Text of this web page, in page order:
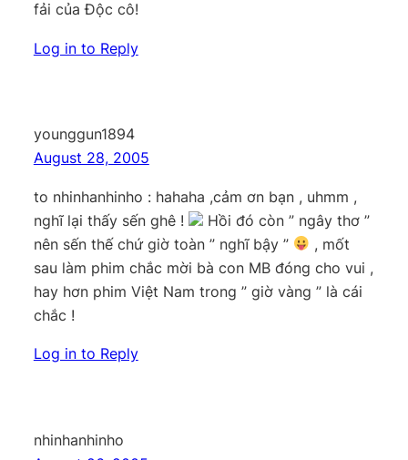
fải của Độc cô!
Log in to Reply
younggun1894
August 28, 2005
to nhinhanhinho : hahaha ,cảm ơn bạn , uhmm ,
nghĩ lại thấy sến ghê !
Hồi đó còn ” ngây thơ ”
nên sến thế chứ giờ toàn ” nghĩ bậy ”
, mốt
sau làm phim chắc mời bà con MB đóng cho vui ,
hay hơn phim Việt Nam trong ” giờ vàng ” là cái
chắc !
Log in to Reply
nhinhanhinho